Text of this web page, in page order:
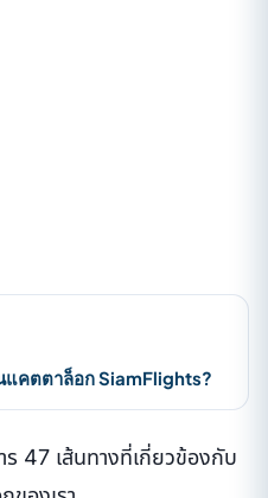
แคตตาล็อก SiamFlights?
47 เส้นทางที่เกี่ยวข้องกับ